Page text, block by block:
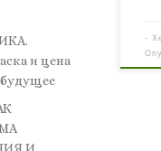
-
и цена